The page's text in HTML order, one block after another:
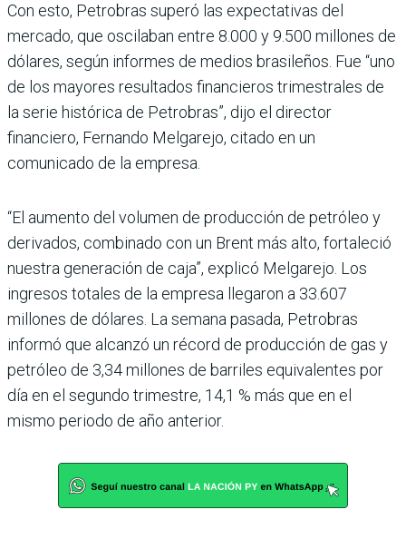
Con esto, Petrobras superó las expectativas del
mercado, que oscilaban entre 8.000 y 9.500 millones de
dólares, según informes de medios brasileños. Fue “uno
de los mayores resultados financieros trimestrales de
la serie histórica de Petrobras”, dijo el director
financiero, Fernando Melgarejo, citado en un
comunicado de la empresa.
“El aumento del volumen de producción de petróleo y
derivados, combinado con un Brent más alto, fortaleció
nuestra generación de caja”, explicó Melgarejo. Los
ingresos totales de la empresa llegaron a 33.607
millones de dólares. La semana pasada, Petrobras
informó que alcanzó un récord de producción de gas y
petróleo de 3,34 millones de barriles equivalentes por
día en el segundo trimestre, 14,1 % más que en el
mismo periodo de año anterior.